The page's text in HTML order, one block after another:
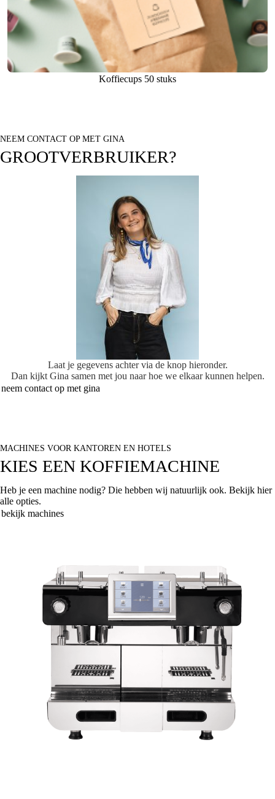
Koffiecups 50 stuks
NEEM CONTACT OP MET GINA
GROOTVERBRUIKER?
Laat je gegevens achter via de knop hieronder.
Dan kijkt Gina samen met jou naar hoe we elkaar kunnen helpen.
neem contact op met gina
MACHINES VOOR KANTOREN EN HOTELS
KIES EEN KOFFIEMACHINE
Heb je een machine nodig? Die hebben wij natuurlijk ook. Bekijk hier
alle opties.
bekijk machines